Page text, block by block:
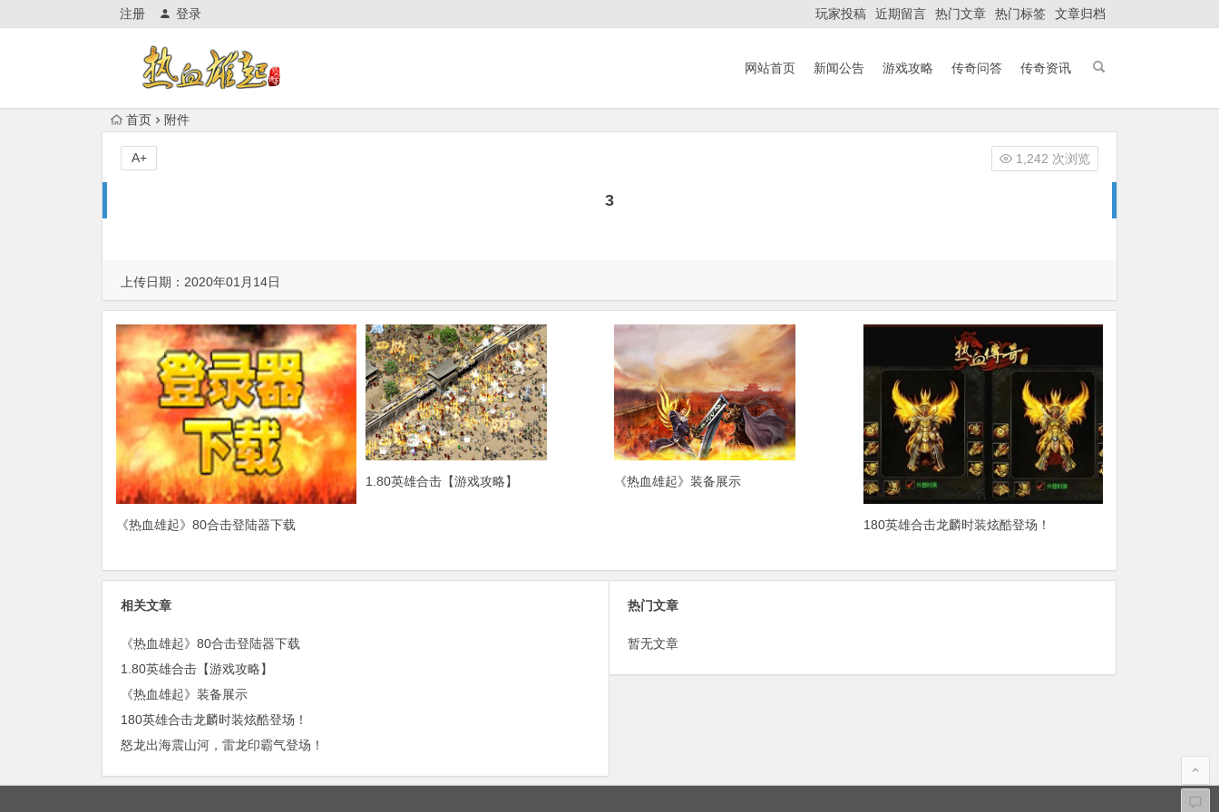
注册 登录 玩家投稿 近期留言 热门文章 热门标签 文章归档
网站首页 新闻公告 游戏攻略 传奇问答 传奇资讯
首页 附件
3
1,242 次浏览
A+
上传日期：2020年01月14日
《热血雄起》80合击登陆器下载
1.80英雄合击【游戏攻略】 《热血雄起》装备展示
180英雄合击龙麟时装炫酷登场！
相关文章
《热血雄起》80合击登陆器下载
1.80英雄合击【游戏攻略】
《热血雄起》装备展示
180英雄合击龙麟时装炫酷登场！
怒龙出海震山河，雷龙印霸气登场！
热门文章
暂无文章